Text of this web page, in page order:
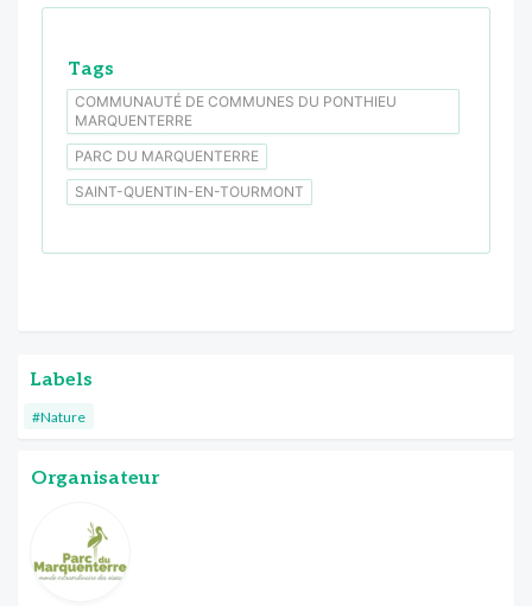
Tags
COMMUNAUTÉ DE COMMUNES DU PONTHIEU
MARQUENTERRE
PARC DU MARQUENTERRE
SAINT-QUENTIN-EN-TOURMONT
Labels
#Nature
Organisateur